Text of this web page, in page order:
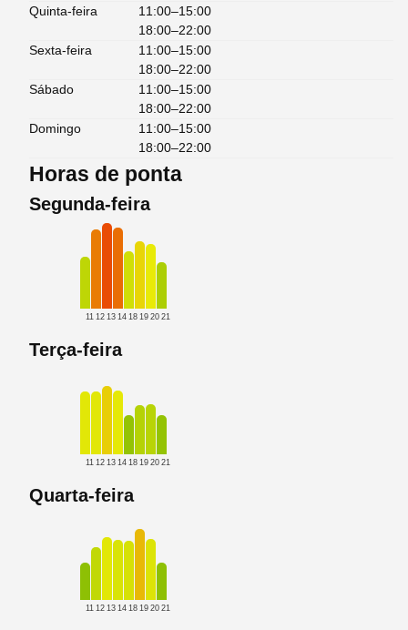
Quinta-feira
11:00–15:00
18:00–22:00
Sexta-feira
11:00–15:00
18:00–22:00
Sábado
11:00–15:00
18:00–22:00
Domingo
11:00–15:00
18:00–22:00
Horas de ponta
Segunda-feira
11 12 13 14 18 19 20 21
Terça-feira
11 12 13 14 18 19 20 21
Quarta-feira
11 12 13 14 18 19 20 21